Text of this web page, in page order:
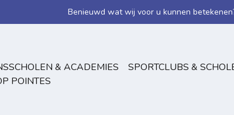
Benieuwd wat wij voor u kunnen
& ACADEMIES
SPORTCLUBS &
POINTES